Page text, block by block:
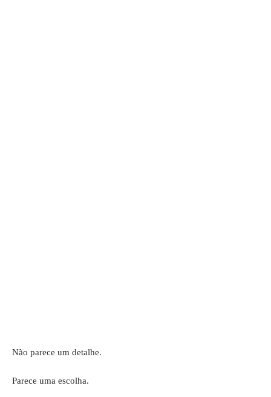
Não parece um detalhe.
Parece uma escolha.